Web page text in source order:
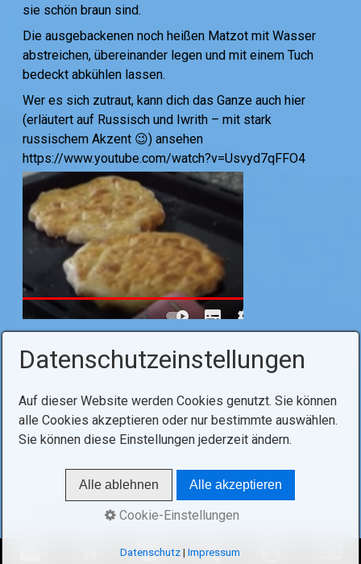
sie schön braun sind.
Die ausgebackenen noch heißen Matzot mit Wasser
abstreichen, übereinander legen und mit einem Tuch
bedeckt abkühlen lassen.
Wer es sich zutraut, kann dich das Ganze auch hier
(erläutert auf Russisch und Iwrith – mit stark
russischem Akzent 😉) ansehen
https://www.youtube.com/watch?v=Usvyd7qFFO4
Tags: pessach
Voriger Artikel Nächster Artikel
© 2021 Ohel Hachidusch V07-03_2026
Datenschutzeinstellungen
Auf dieser Website werden Cookies genutzt. Sie können
alle Cookies akzeptieren oder nur bestimmte auswählen.
Sie können diese Einstellungen jederzeit ändern.
Alle ablehnen Alle akzeptieren
Cookie-Einstellungen
Datenschutz |Impressum